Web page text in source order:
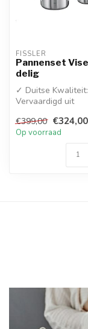
FISSLER
Pannenset
delig
✓ Duitse Kwaliteit:
Vervaardigd uit
staal
✓ Superth...
€399,00 €324,00
Op voorraad